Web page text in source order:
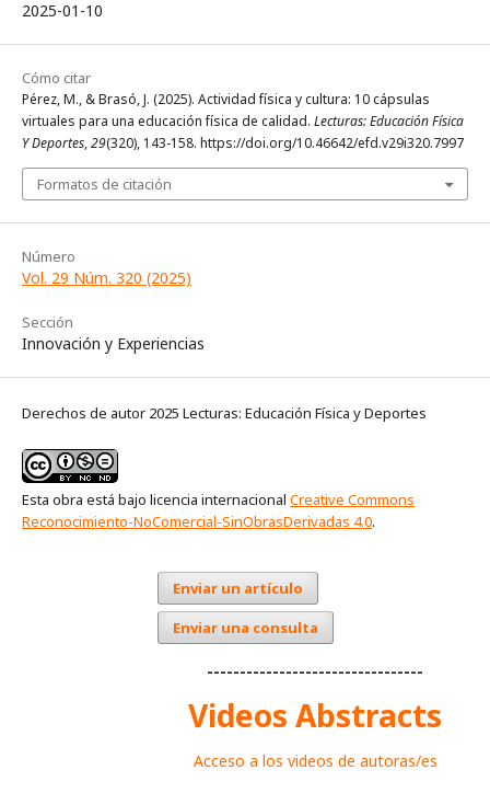
2025-01-10
Cómo citar
Pérez, M., & Brasó, J. (2025). Actividad física y cultura: 10 cápsulas
virtuales para una educación física de calidad. Lecturas: Educación Física
Y Deportes,29(320), 143-158. https://doi.org/10.46642/efd.v29i320.7997
Formatos de citación
Número
Vol. 29 Núm. 320 (2025)
Sección
Innovación y Experiencias
Derechos de autor 2025 Lecturas: Educación Física y Deportes
Esta obra está bajo licencia internacional Creative Commons
Reconocimiento-NoComercial-SinObrasDerivadas 4.0.
Enviar un artículo
Enviar una consulta
---------------------------------
Videos Abstracts
Acceso a los videos de autoras/es